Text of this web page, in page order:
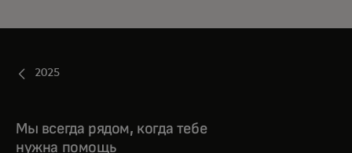
2025
Мы всегда рядом, когда тебе
нужна помощь